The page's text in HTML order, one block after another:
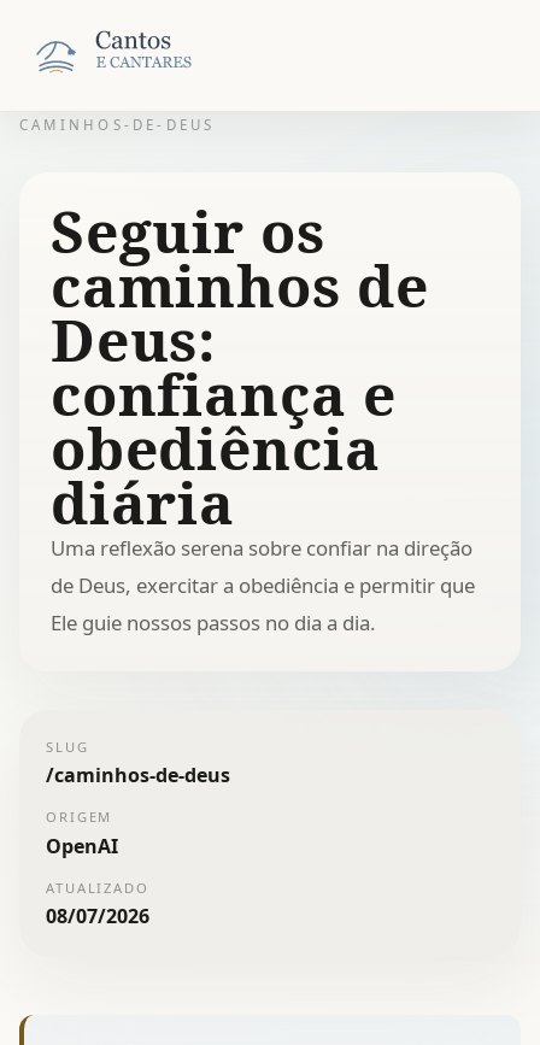
CAMINHOS-DE-DEUS
Seguir os
caminhos de
Deus:
confiança e
obediência
diária
Uma reflexão serena sobre confiar na direção
de Deus, exercitar a obediência e permitir que
Ele guie nossos passos no dia a dia.
SLUG
/caminhos-de-deus
ORIGEM
OpenAI
ATUALIZADO
08/07/2026